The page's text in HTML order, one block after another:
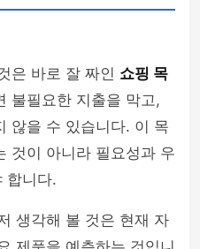
은 바로 잘 짜인 쇼핑 목
불필요한 지출을 막고,
않을 수 있습니다. 이 목
것이 아니라 필요성과 우
합니다.
생각해 볼 것은 현재 자